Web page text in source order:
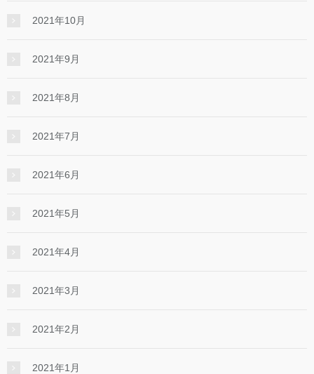
2021年10月
2021年9月
2021年8月
2021年7月
2021年6月
2021年5月
2021年4月
2021年3月
2021年2月
2021年1月